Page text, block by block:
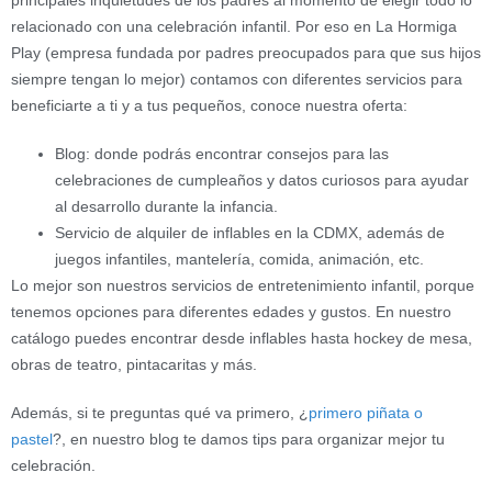
relacionado con una celebración infantil. Por eso en La Hormiga
Play (empresa fundada por padres preocupados para que sus hijos
siempre tengan lo mejor) contamos con diferentes servicios para
beneficiarte a ti y a tus pequeños, conoce nuestra oferta:
Blog: donde podrás encontrar consejos para las
celebraciones de cumpleaños y datos curiosos para ayudar
al desarrollo durante la infancia.
Servicio de alquiler de inflables en la CDMX, además de
juegos infantiles, mantelería, comida, animación, etc.
Lo mejor son nuestros servicios de entretenimiento infantil, porque
tenemos opciones para diferentes edades y gustos. En nuestro
catálogo puedes encontrar desde inflables hasta hockey de mesa,
obras de teatro, pintacaritas y más.
Además, si te preguntas qué va primero, ¿ primero piñata o
pastel?, en nuestro blog te damos tips para organizar mejor tu
celebración.